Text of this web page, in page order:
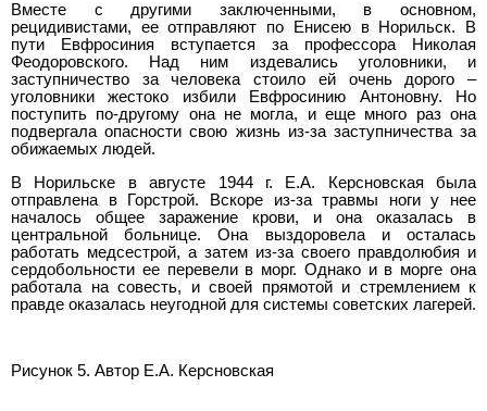
Вместе с другими заключенными, в основном,
рецидивистами, ее отправляют по Енисею в Норильск. В
пути Евфросиния вступается за профессора Николая
Феодоровского. Над ним издевались уголовники, и
заступничество за человека стоило ей очень дорого –
уголовники жестоко избили Евфросинию Антоновну. Но
поступить по-другому она не могла, и еще много раз она
подвергала опасности свою жизнь из-за заступничества за
обижаемых людей.
В Норильске в августе 1944 г. Е.А. Керсновская была
отправлена в Горстрой. Вскоре из-за травмы ноги у нее
началось общее заражение крови, и она оказалась в
центральной больнице. Она выздоровела и осталась
работать медсестрой, а затем из-за своего правдолюбия и
сердобольности ее перевели в морг. Однако и в морге она
работала на совесть, и своей прямотой и стремлением к
правде оказалась неугодной для системы советских лагерей.
Рисунок 5. Автор Е.А. Керсновская